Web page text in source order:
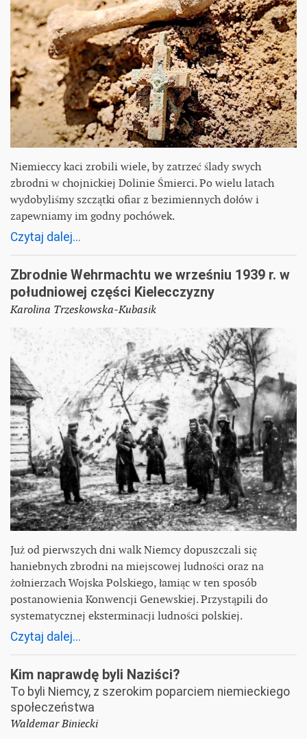
Niemieccy kaci zrobili wiele, by zatrzeć ślady swych
zbrodni w chojnickiej Dolinie Śmierci. Po wielu latach
wydobyliśmy szczątki ofiar z bezimiennych dołów i
zapewniamy im godny pochówek.
Czytaj dalej...
Zbrodnie Wehrmachtu we wrześniu 1939 r. w
południowej części Kielecczyzny
Karolina Trzeskowska-Kubasik
Już od pierwszych dni walk Niemcy dopuszczali się
haniebnych zbrodni na miejscowej ludności oraz na
żołnierzach Wojska Polskiego, łamiąc w ten sposób
postanowienia Konwencji Genewskiej. Przystąpili do
systematycznej eksterminacji ludności polskiej.
Czytaj dalej...
Kim naprawdę byli Naziści?
To byli Niemcy, z szerokim poparciem niemieckiego
społeczeństwa
Waldemar Biniecki